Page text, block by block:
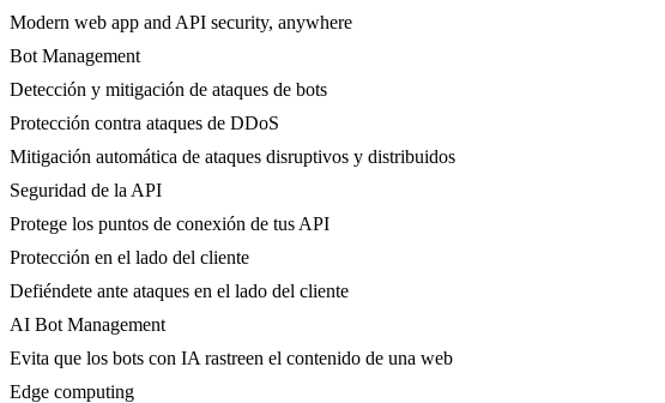
Modern web app and API security, anywhere
Bot Management
Detección y mitigación de ataques de bots
Protección contra ataques de DDoS
Mitigación automática de ataques disruptivos y distribuidos
Seguridad de la API
Protege los puntos de conexión de tus API
Protección en el lado del cliente
Defiéndete ante ataques en el lado del cliente
AI Bot Management
Evita que los bots con IA rastreen el contenido de una web
Edge computing